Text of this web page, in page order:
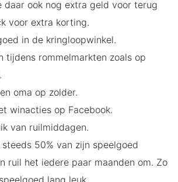
daar ook nog extra geld voor terug
voor extra korting.
in de kringloopwinkel.
tijdens rommelmarkten zoals op
oma op zolder.
winacties op Facebook.
van ruilmiddagen.
50% van zijn speelgoed
ruil het iedere paar maanden om. Zo